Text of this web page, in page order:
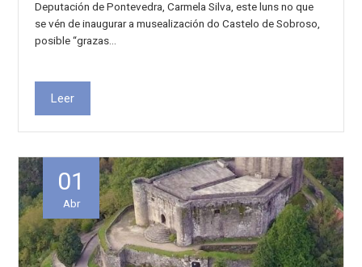
Deputación de Pontevedra, Carmela Silva, este luns no que
se vén de inaugurar a musealización do Castelo de Sobroso,
posible “grazas…
Leer
01
Abr